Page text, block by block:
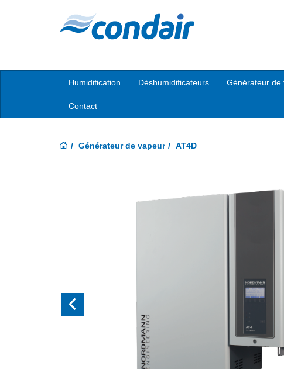
Humidification Déshumidificateurs Générateur de
Contact
Générateur de vapeur AT4D